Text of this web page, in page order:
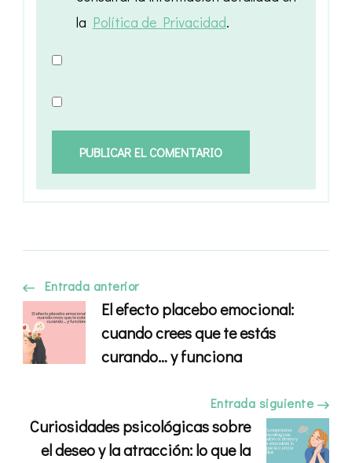
la Política de Privacidad.
Navegación
de
Entrada anterior
El efecto placebo emocional:
cuando crees que te estás
curando… y funciona
Entrada siguiente
Curiosidades psicológicas sobre
el deseo y la atracción: lo que la